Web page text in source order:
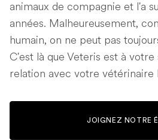
animaux de compagnie et l'a
années. Malheureusement,
humain, on ne peut pas
C'est là que Veteris est à
relation avec votre vétérinaire
JOIGNEZ NOTRE